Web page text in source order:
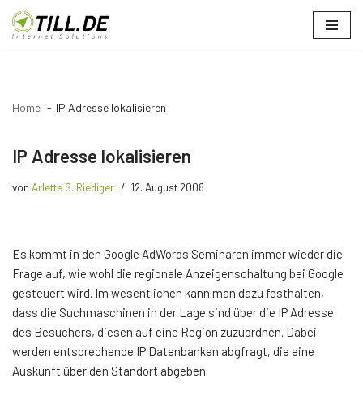
Zum
Home IP Adresse lokalisieren
IP Adresse lokalisieren
von Arlette S. Riediger 12. August 2008
Es kommt in den Google AdWords Seminaren immer wieder die
Frage auf, wie wohl die regionale Anzeigenschaltung bei Google
gesteuert wird. Im wesentlichen kann man dazu festhalten,
dass die Suchmaschinen in der Lage sind über die IP Adresse
des Besuchers, diesen auf eine Region zuzuordnen. Dabei
werden entsprechende IP Datenbanken abgfragt, die eine
Auskunft über den Standort abgeben.